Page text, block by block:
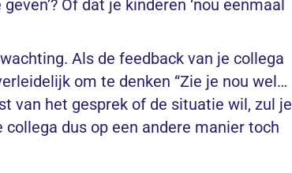
Of dat je kinderen ‘nou eenmaal
Als de feedback van je collega
om te denken “Zie je nou wel…
van het gesprek of de situatie wil, zul je
dus op een andere manier toch